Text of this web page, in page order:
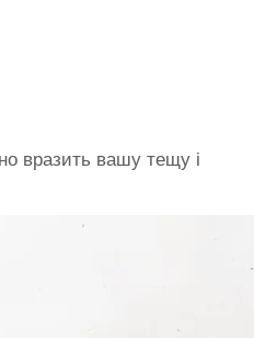
вразить вашу тещу і